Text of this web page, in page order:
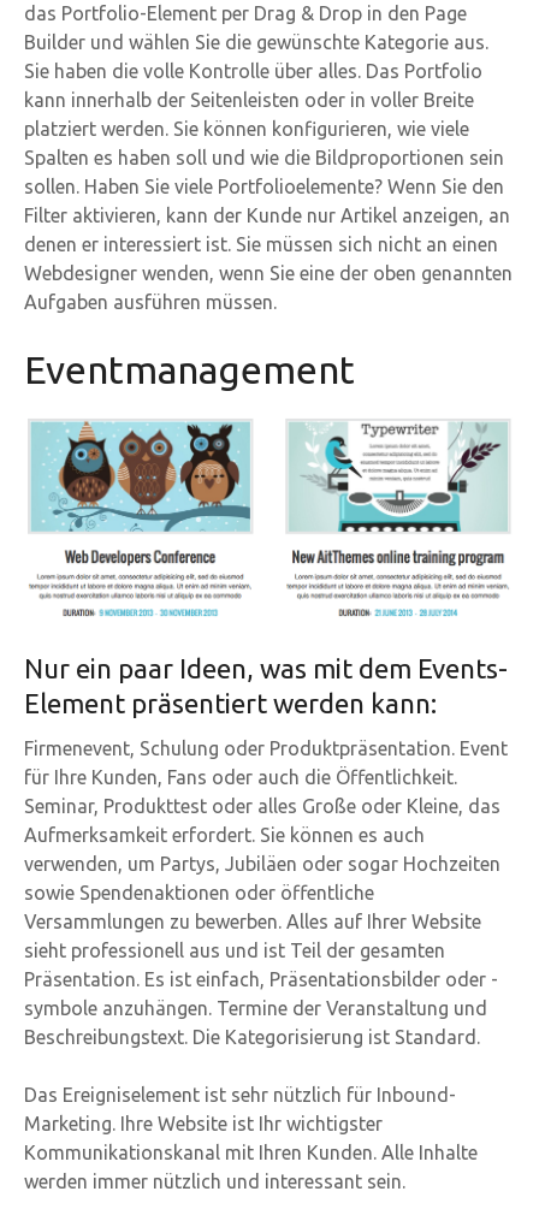
das Portfolio-Element per Drag & Drop in den Page
Builder und wählen Sie die gewünschte Kategorie aus.
Sie haben die volle Kontrolle über alles. Das Portfolio
kann innerhalb der Seitenleisten oder in voller Breite
platziert werden. Sie können konfigurieren, wie viele
Spalten es haben soll und wie die Bildproportionen sein
sollen. Haben Sie viele Portfolioelemente? Wenn Sie den
Filter aktivieren, kann der Kunde nur Artikel anzeigen, an
denen er interessiert ist. Sie müssen sich nicht an einen
Webdesigner wenden, wenn Sie eine der oben genannten
Aufgaben ausführen müssen.
Eventmanagement
Nur ein paar Ideen, was mit dem Events-
Element präsentiert werden kann:
Firmenevent, Schulung oder Produktpräsentation. Event
für Ihre Kunden, Fans oder auch die Öffentlichkeit.
Seminar, Produkttest oder alles Große oder Kleine, das
Aufmerksamkeit erfordert. Sie können es auch
verwenden, um Partys, Jubiläen oder sogar Hochzeiten
sowie Spendenaktionen oder öffentliche
Versammlungen zu bewerben. Alles auf Ihrer Website
sieht professionell aus und ist Teil der gesamten
Präsentation. Es ist einfach, Präsentationsbilder oder -
symbole anzuhängen. Termine der Veranstaltung und
Beschreibungstext. Die Kategorisierung ist Standard.
Das Ereigniselement ist sehr nützlich für Inbound-
Marketing. Ihre Website ist Ihr wichtigster
Kommunikationskanal mit Ihren Kunden. Alle Inhalte
werden immer nützlich und interessant sein.